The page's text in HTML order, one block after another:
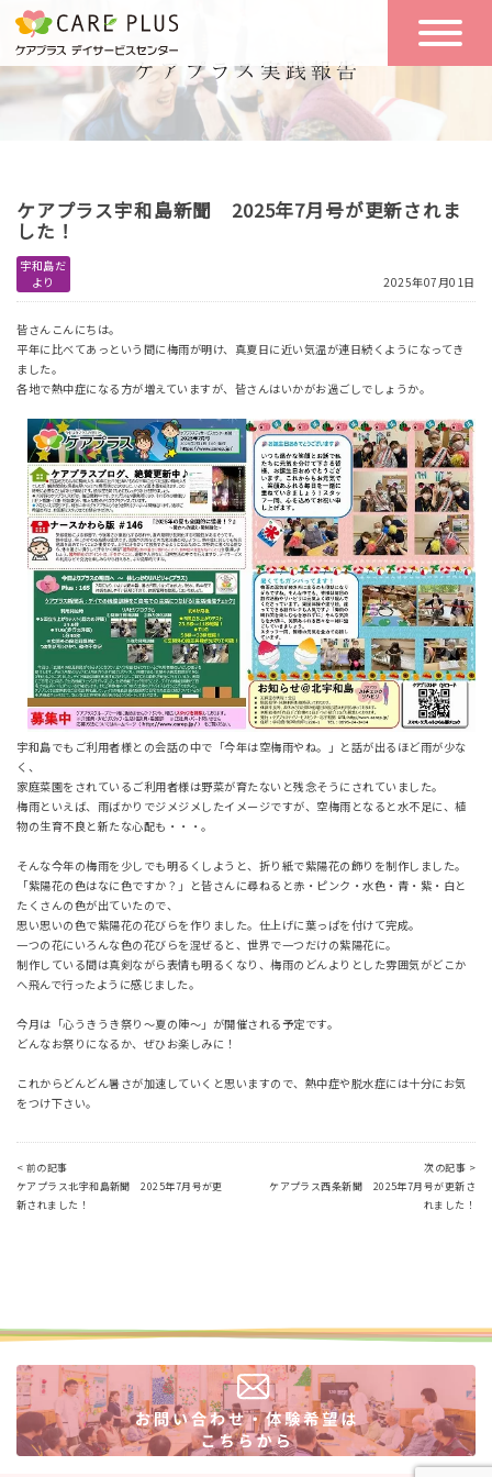
こんな方に
おすすめ
一日の流れ
一日体験
空き状況
お問い合わせ
体験希望
ケアプラス宇和島新聞 2025年7月号が更新されま
した！
宇和島だ
より
2025年07月01日
皆さんこんにちは。
平年に比べてあっという間に梅雨が明け、真夏日に近い気温が連日続くようになってき
ました。
各地で熱中症になる方が増えていますが、皆さんはいかがお過ごしでしょうか。
宇和島でもご利用者様との会話の中で「今年は空梅雨やね。」と話が出るほど雨が少な
く、
家庭菜園をされているご利用者様は野菜が育たないと残念そうにされていました。
梅雨といえば、雨ばかりでジメジメしたイメージですが、空梅雨となると水不足に、植
物の生育不良と新たな心配も・・・。
そんな今年の梅雨を少しでも明るくしようと、折り紙で紫陽花の飾りを制作しました。
「紫陽花の色はなに色ですか？」と皆さんに尋ねると赤・ピンク・水色・青・紫・白と
たくさんの色が出ていたので、
思い思いの色で紫陽花の花びらを作りました。仕上げに葉っぱを付けて完成。
一つの花にいろんな色の花びらを混ぜると、世界で一つだけの紫陽花に。
制作している間は真剣ながら表情も明るくなり、梅雨のどんよりとした雰囲気がどこか
へ飛んで行ったように感じました。
今月は「心うきうき祭り～夏の陣～」が開催される予定です。
どんなお祭りになるか、ぜひお楽しみに！
これからどんどん暑さが加速していくと思いますので、熱中症や脱水症には十分にお気
をつけ下さい。
< 前の記事
ケアプラス北宇和島新聞 2025年7月号が更
新されました！
次の記事 >
ケアプラス西条新聞 2025年7月号が更新さ
れました！